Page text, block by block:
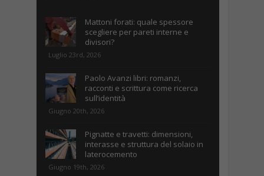
Mattoni forati: quale spessore
scegliere per pareti interne e
divisori?
Luglio 23rd, 2026
Paolo Avanzi libri: romanzi,
racconti e scrittura come ricerca
sull’identità
Giugno 20th, 2026
Pignatte e travetti: dimensioni,
interasse e struttura del solaio in
laterocemento
Giugno 19th, 2026